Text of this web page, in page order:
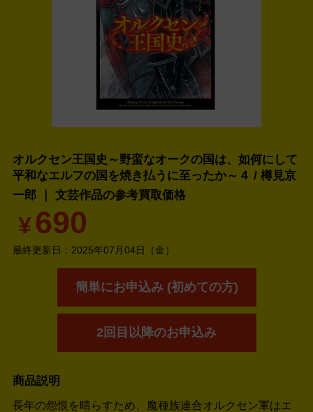
オルクセン王国史～野蛮なオークの国は、如何にして
平和なエルフの国を焼き払うに至ったか～４ / 樽見京
一郎 ｜ 文芸作品の参考買取価格
¥690
最終更新日： 2025年07月04日（金）
簡単にお申込み (初めての方)
2回目以降のお申込み
商品説明
長年の怨恨を晴らすため、魔種族連合オルクセン軍はエ